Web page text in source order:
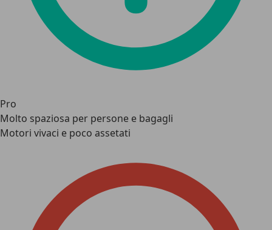
Pro
Molto spaziosa per persone e bagagli
Motori vivaci e poco assetati